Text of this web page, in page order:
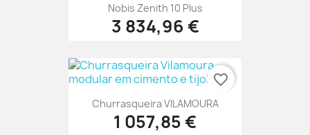
Nobis Zenith 10 Plus
3 834,96 €
Churrasqueira VILAMOURA
1 057,85 €
favorite_border